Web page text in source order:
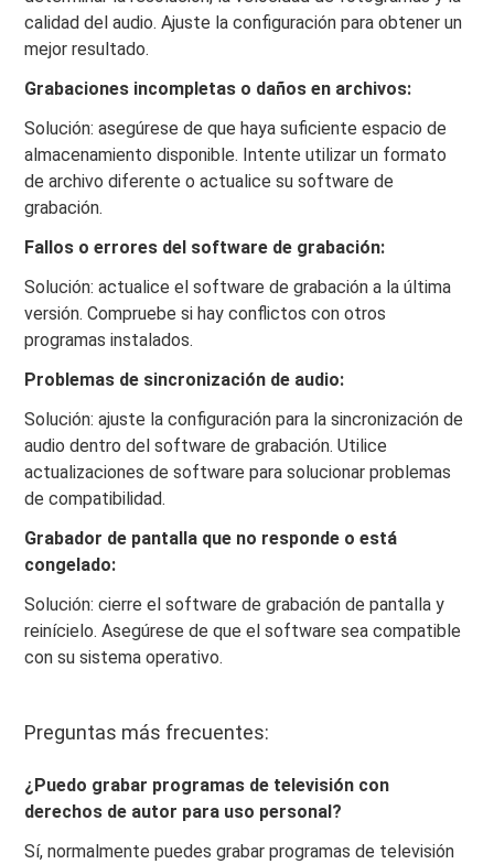
calidad del audio. Ajuste la configuración para obtener un
mejor resultado.
Grabaciones incompletas o daños en archivos:
Solución: asegúrese de que haya suficiente espacio de
almacenamiento disponible. Intente utilizar un formato
de archivo diferente o actualice su software de
grabación.
Fallos o errores del software de grabación:
Solución: actualice el software de grabación a la última
versión. Compruebe si hay conflictos con otros
programas instalados.
Problemas de sincronización de audio:
Solución: ajuste la configuración para la sincronización de
audio dentro del software de grabación. Utilice
actualizaciones de software para solucionar problemas
de compatibilidad.
Grabador de pantalla que no responde o está
congelado:
Solución: cierre el software de grabación de pantalla y
reinícielo. Asegúrese de que el software sea compatible
con su sistema operativo.
Preguntas más frecuentes:
¿Puedo grabar programas de televisión con
derechos de autor para uso personal?
Sí, normalmente puedes grabar programas de televisión